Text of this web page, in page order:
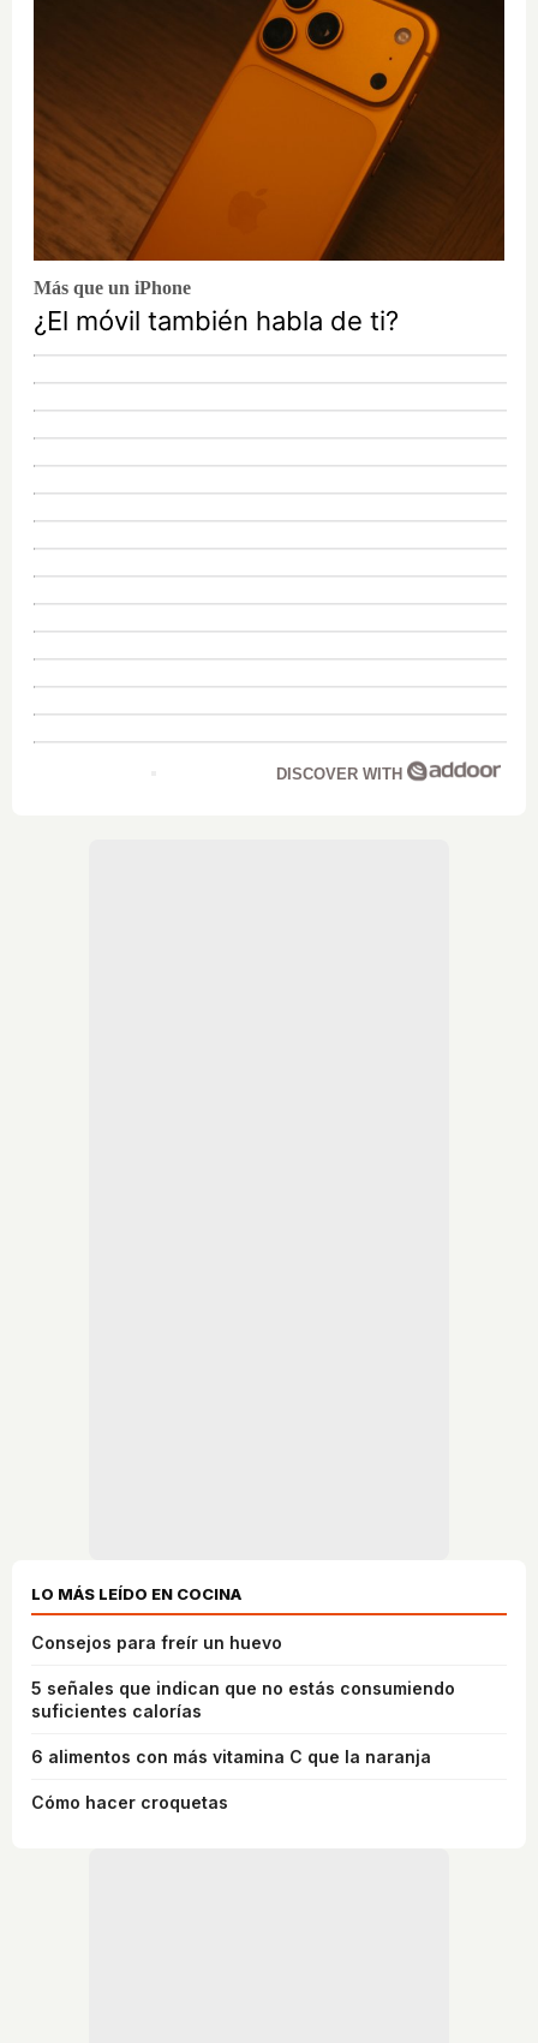
Más que un iPhone
¿El móvil también habla de ti?
DISCOVER WITH
LO MÁS LEÍDO EN COCINA
Consejos para freír un huevo
5 señales que indican que no estás consumiendo
suficientes calorías
6 alimentos con más vitamina C que la naranja
Cómo hacer croquetas